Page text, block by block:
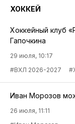
ХОККЕЙ
Хоккейный клуб
Гапочкина
29 июля, 10:17
#ВХЛ 2026-2027
Иван Морозов
26 июля, 11:11